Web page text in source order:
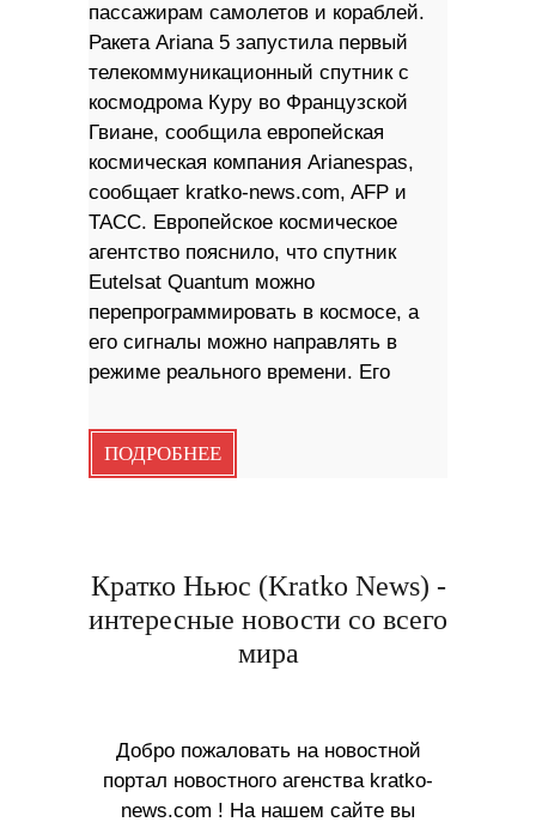
пассажирам самолетов и кораблей.
Ракета Ariana 5 запустила первый
телекоммуникационный спутник с
космодрома Куру во Французской
Гвиане, сообщила европейская
космическая компания Arianespas,
сообщает kratko-news.com, AFP и
ТАСС. Европейское космическое
агентство пояснило, что спутник
Eutelsat Quantum можно
перепрограммировать в космосе, а
его сигналы можно направлять в
режиме реального времени. Его
ПОДРОБНЕЕ
Кратко Ньюс (Kratko News) -
интересные новости со всего
мира
Добро пожаловать на новостной
портал новостного агенства kratko-
news.com ! На нашем сайте вы